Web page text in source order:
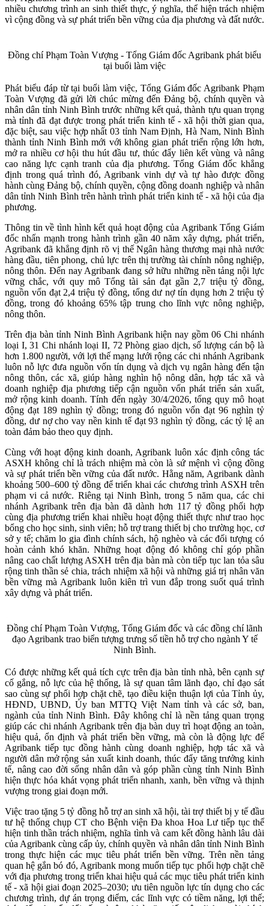
nhiều chương trình an sinh thiết thực, ý nghĩa, thể hiện trách nhiệm
vì cộng đồng và sự phát triển bền vững của địa phương và đất nước.
Đồng chí Phạm Toàn Vượng - Tổng Giám đốc Agribank phát biểu
tại buổi làm việc
Phát biểu đáp từ tại buổi làm việc, Tổng Giám đốc Agribank Phạm
Toàn Vượng đã gửi lời chúc mừng đến Đảng bộ, chính quyền và
nhân dân tỉnh Ninh Bình trước những kết quả, thành tựu quan trọng
mà tỉnh đã đạt được trong phát triển kinh tế - xã hội thời gian qua,
đặc biệt, sau việc hợp nhất 03 tỉnh Nam Định, Hà Nam, Ninh Bình
thành tỉnh Ninh Bình mới với không gian phát triển rộng lớn hơn,
mở ra nhiều cơ hội thu hút đầu tư, thúc đẩy liên kết vùng và nâng
cao năng lực cạnh tranh của địa phương. Tổng Giám đốc khẳng
định trong quá trình đó, Agribank vinh dự và tự hào được đồng
hành cùng Đảng bộ, chính quyền, cộng đồng doanh nghiệp và nhân
dân tỉnh Ninh Bình trên hành trình phát triển kinh tế - xã hội của địa
phương.
Thông tin về tình hình kết quả hoạt động của Agribank Tổng Giám
đốc nhấn mạnh trong hành trình gần 40 năm xây dựng, phát triển,
Agribank đã khẳng định rõ vị thế Ngân hàng thương mại nhà nước
hàng đầu, tiên phong, chủ lực trên thị trường tài chính nông nghiệp,
nông thôn. Đến nay Agribank đang sở hữu những nền tảng nội lực
vững chắc, với quy mô Tổng tài sản đạt gần 2,7 triệu tỷ đồng,
nguồn vốn đạt 2,4 triệu tỷ đồng, tổng dư nợ tín dụng hơn 2 triệu tỷ
đồng, trong đó khoảng 65% tập trung cho lĩnh vực nông nghiệp,
nông thôn.
Trên địa bàn tỉnh Ninh Bình Agribank hiện nay gồm 06 Chi nhánh
loại I, 31 Chi nhánh loại II, 72 Phòng giao dịch, số lượng cán bộ là
hơn 1.800 người, với lợi thế mạng lưới rộng các chi nhánh Agribank
luôn nỗ lực đưa nguồn vốn tín dụng và dịch vụ ngân hàng đến tận
nông thôn, các xã, giúp hàng nghìn hộ nông dân, hợp tác xã và
doanh nghiệp địa phương tiếp cận nguồn vốn phát triển sản xuất,
mở rộng kinh doanh. Tính đến ngày 30/4/2026, tổng quy mô hoạt
động đạt 189 nghìn tỷ đồng; trong đó nguồn vốn đạt 96 nghìn tỷ
đồng, dư nợ cho vay nền kinh tế đạt 93 nghìn tỷ đồng, các tỷ lệ an
toàn đảm bảo theo quy định.
Cùng với hoạt động kinh doanh, Agribank luôn xác định công tác
ASXH không chỉ là trách nhiệm mà còn là sứ mệnh vì cộng đồng
và sự phát triển bền vững của đất nước. Hằng năm, Agribank dành
khoảng 500–600 tỷ đồng để triển khai các chương trình ASXH trên
phạm vi cả nước. Riêng tại Ninh Bình, trong 5 năm qua, các chi
nhánh Agribank trên địa bàn đã dành hơn 117 tỷ đồng phối hợp
cùng địa phương triển khai nhiều hoạt động thiết thực như trao học
bổng cho học sinh, sinh viên; hỗ trợ trang thiết bị cho trường học, cơ
sở y tế; chăm lo gia đình chính sách, hộ nghèo và các đối tượng có
hoàn cảnh khó khăn. Những hoạt động đó không chỉ góp phần
nâng cao chất lượng ASXH trên địa bàn mà còn tiếp tục lan tỏa sâu
rộng tinh thần sẻ chia, trách nhiệm xã hội và những giá trị nhân văn
bền vững mà Agribank luôn kiên trì vun đắp trong suốt quá trình
xây dựng và phát triển.
Đồng chí Phạm Toàn Vượng, Tổng Giám đốc và các đồng chí lãnh
đạo Agribank trao biển tượng trưng số tiền hỗ trợ cho ngành Y tế
Ninh Bình.
Có được những kết quả tích cực trên địa bàn tỉnh nhà, bên cạnh sự
cố gắng, nỗ lực của hệ thống, là sự quan tâm lãnh đạo, chỉ đạo sát
sao cùng sự phối hợp chặt chẽ, tạo điều kiện thuận lợi của Tỉnh ủy,
HĐND, UBND, Ủy ban MTTQ Việt Nam tỉnh và các sở, ban,
ngành của tỉnh Ninh Bình. Đây không chỉ là nền tảng quan trọng
giúp các chi nhánh Agribank trên địa bàn duy trì hoạt động an toàn,
hiệu quả, ổn định và phát triển bền vững, mà còn là động lực để
Agribank tiếp tục đồng hành cùng doanh nghiệp, hợp tác xã và
người dân mở rộng sản xuất kinh doanh, thúc đẩy tăng trưởng kinh
tế, nâng cao đời sống nhân dân và góp phần cùng tỉnh Ninh Bình
hiện thực hóa khát vọng phát triển nhanh, xanh, bền vững và thịnh
vượng trong giai đoạn mới.
Việc trao tặng 5 tỷ đồng hỗ trợ an sinh xã hội, tài trợ thiết bị y tế đầu
tư hệ thống chụp CT cho Bệnh viện Đa khoa Hoa Lư tiếp tục thể
hiện tinh thần trách nhiệm, nghĩa tình và cam kết đồng hành lâu dài
của Agribank cùng cấp ủy, chính quyền và nhân dân tỉnh Ninh Bình
trong thực hiện các mục tiêu phát triển bền vững. Trên nền tảng
quan hệ gắn bó đó, Agribank mong muốn tiếp tục phối hợp chặt chẽ
với địa phương trong triển khai hiệu quả các mục tiêu phát triển kinh
tế - xã hội giai đoạn 2025–2030; ưu tiên nguồn lực tín dụng cho các
chương trình, dự án trọng điểm, các lĩnh vực có tiềm năng, lợi thế;